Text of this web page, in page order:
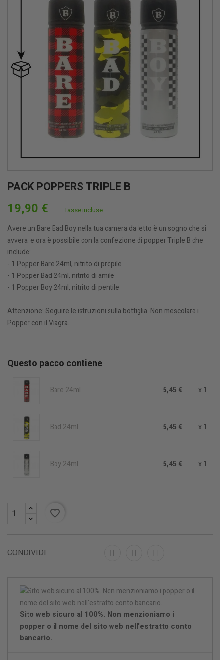
PACK POPPERS TRIPLE B
19,90 € Tasse incluse
Avere un Bare Bad Boy nella tua camera da letto è un sogno che si
avvera, e ora è possibile con la confezione di popper Triple B che
include:
- 1 Popper Bare 24ml, nitrito di propile
- 1 Popper Bad 24ml, nitrito di amile
- 1 Popper Boy 24ml, nitrito di pentile
Attenzione: Seguire le istruzioni sulla bottiglia. Non mescolare i
Popper con il Viagra.
Questo pacco contiene
Bare 24ml 5,45 € x 1
Bad 24ml 5,45 € x 1
Boy 24ml 5,45 € x 1
favorite_border
CONDIVIDI
Sito web sicuro al 100%. Non menzioniamo i
popper o il nome del sito web nell'estratto conto
bancario.